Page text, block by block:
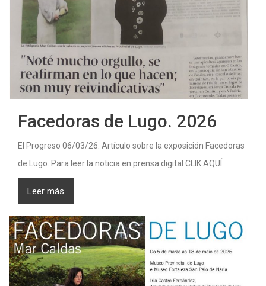
Facedoras de Lugo. 2026
El Progreso 06/03/26. Artículo sobre la exposición Facedoras
de Lugo. Para leer la noticia en prensa digital CLIK AQUÍ
Leer más